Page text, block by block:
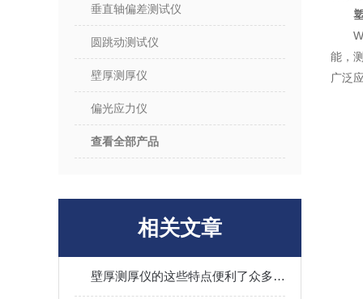
垂直轴偏差测试仪
圆跳动测试仪
壁厚测厚仪
偏光应力仪
查看全部产品
相关文章
壁厚测厚仪的这些特点便利了众多行业
能，
广泛